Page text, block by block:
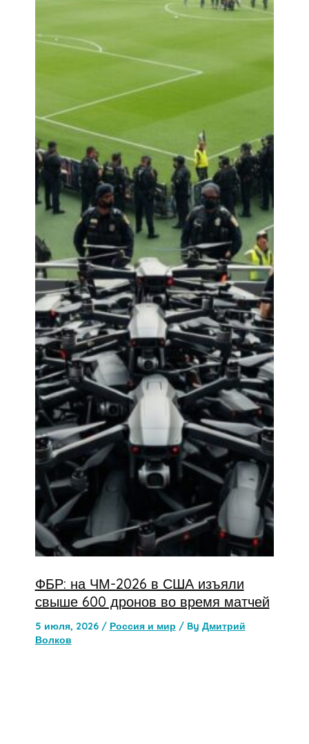
ФБР: на ЧМ-2026 в США изъяли
свыше 600 дронов во время матчей
5 июля, 2026 / Россия и мир / By Дмитрий
Волков